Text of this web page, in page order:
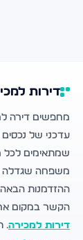
דירות
מחפשים דירה
עדכני של
שמתאימים לכל
משפחה שגדלה
ההזדמנות
הקשר במקום
דירות למכירה.